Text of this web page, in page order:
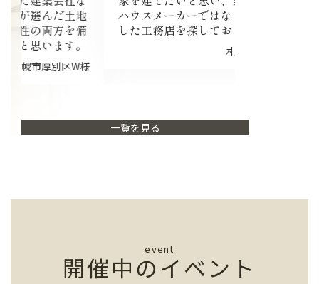
ハウスメーカーではなく地域に密着
した工務店を探しておりました
一覧を見る
event
開催中のイベント